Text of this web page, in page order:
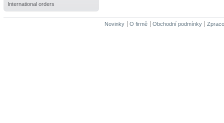
International orders
Novinky O firmě Obchodní podmínky